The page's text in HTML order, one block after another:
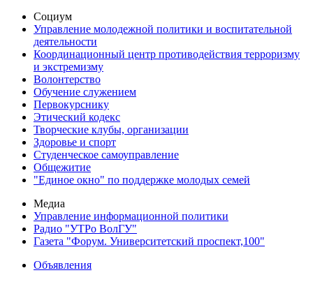
Социум
Управление молодежной политики и воспитательной
деятельности
Координационный центр противодействия терроризму
и экстремизму
Волонтерство
Обучение служением
Первокурснику
Этический кодекс
Творческие клубы, организации
Здоровье и спорт
Студенческое самоуправление
Общежитие
"Единое окно" по поддержке молодых семей
Медиа
Управление информационной политики
Радио "УТРо ВолГУ"
Газета "Форум. Университетский проспект,100"
Объявления